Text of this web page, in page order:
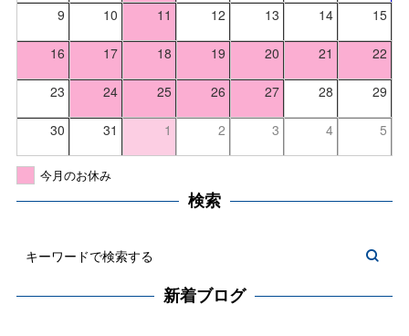
9 10 11 12 13 14 15
16 17 18 19 20 21 22
23 24 25 26 27 28 29
30 31 1 2 3 4 5
今月のお休み
検索
新着ブログ